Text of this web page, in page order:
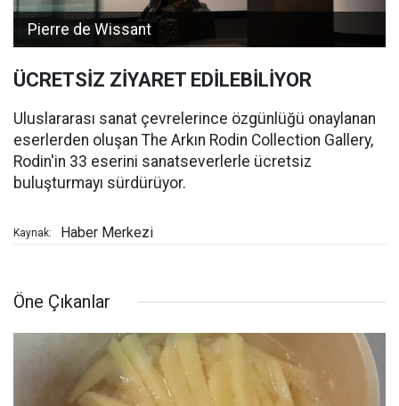
Pierre de Wissant
ÜCRETSİZ ZİYARET EDİLEBİLİYOR
Uluslararası sanat çevrelerince özgünlüğü onaylanan
eserlerden oluşan The Arkın Rodin Collection Gallery,
Rodin'in 33 eserini sanatseverlerle ücretsiz
buluşturmayı sürdürüyor.
Kaynak: Haber Merkezi
Öne Çıkanlar